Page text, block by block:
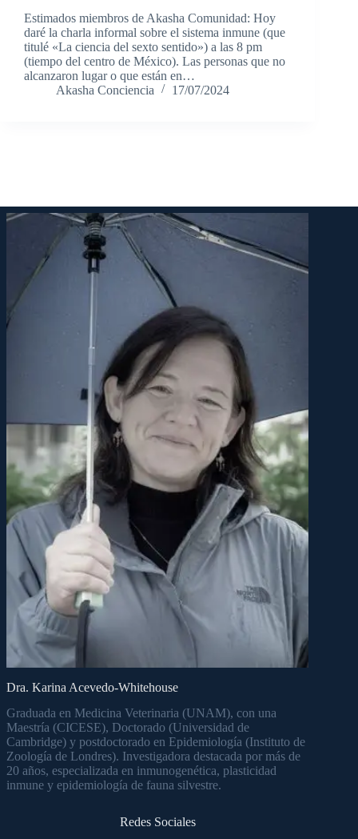
Estimados miembros de Akasha Comunidad: Hoy
daré la charla informal sobre el sistema inmune (que
titulé «La ciencia del sexto sentido») a las 8 pm
(tiempo del centro de México). Las personas que no
alcanzaron lugar o que están en…
Akasha Conciencia
17/07/2024
Dra. Karina Acevedo-Whitehouse
Graduada en Medicina Veterinaria (UNAM), con una
Maestría (CICESE), Doctorado (Universidad de
Cambridge) y postdoctorado en Epidemiología (Instituto de
Zoología de Londres). Investigadora destacada por más de
20 años, especializada en inmunogenética, plasticidad
inmune y epidemiología de fauna silvestre.
Redes Sociales